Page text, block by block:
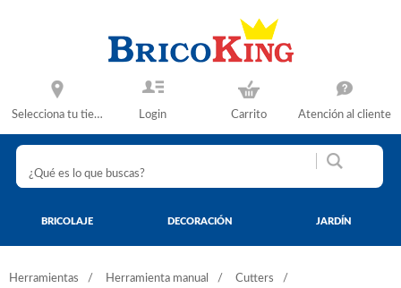
Selecciona tu tienda Login Carrito Atención al cliente
BRICOLAJE DECORACIÓN JARDÍN
Herramientas Herramienta manual
Cutters